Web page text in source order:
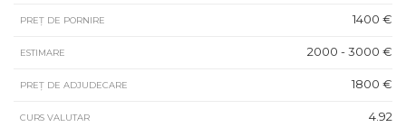
PREȚ DE PORNIRE 1400 €
ESTIMARE 2000 - 3000 €
PREȚ DE ADJUDECARE 1800 €
CURS VALUTAR 4.92